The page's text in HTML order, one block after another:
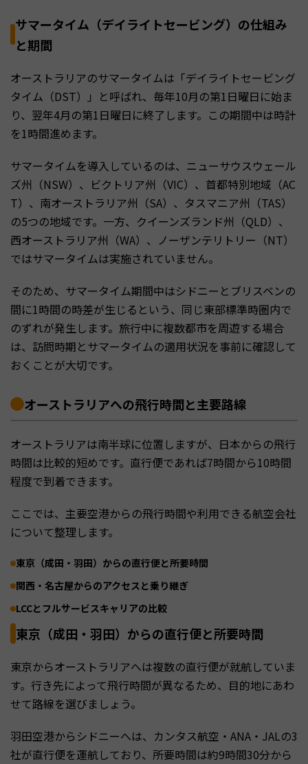
サマータイム（デイライトセービング）の仕組み
と期間
オーストラリアのサマータイムは「デイライトセービング
タイム（DST）」と呼ばれ、毎年10月の第1日曜日に始ま
り、翌年4月の第1日曜日に終了します。この期間中は時計
を1時間進めます。
サマータイムを導入しているのは、ニューサウスウェール
ズ州（NSW）、ビクトリア州（VIC）、首都特別地域（AC
T）、南オーストラリア州（SA）、タスマニア州（TAS）
の5つの地域です。一方、クイーンズランド州（QLD）、
西オーストラリア州（WA）、ノーザンテリトリー（NT）
ではサマータイムは実施されていません。
そのため、サマータイム期間中はシドニーとブリスベンの
間に1時間の時差が生じるという、同じ東部標準時圏内で
のずれが発生します。旅行中に複数都市を周遊する場合
は、訪問時期とサマータイムの適用状況を事前に確認して
おくことが大切です。
オーストラリアへの飛行時間と主要路線
オーストラリアは南半球に位置しますが、日本からの飛行
時間は比較的短めです。直行便であれば7時間から10時間
程度で到着できます。
ここでは、主要空港からの飛行時間や利用できる航空会社
について整理します。
東京（成田・羽田）からの直行便と所要時間
関西・名古屋からのアクセスと乗り継ぎ
LCCとフルサービスキャリアの比較
東京（成田・羽田）からの直行便と所要時間
東京からオーストラリアへは複数の直行便が就航していま
す。行き先によって飛行時間が異なるため、目的地にあわ
せて路線を選びましょう。
羽田空港からシドニーへは、カンタス航空・ANA・JALの3
社が直行便を運航しており、所要時間は約9時間30分から